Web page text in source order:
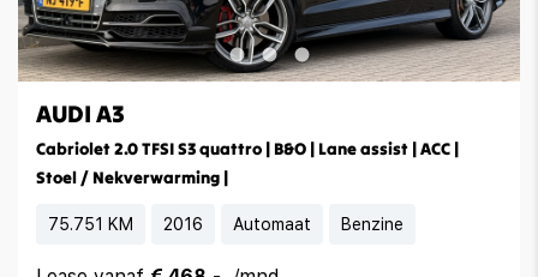
AUDI A3
Cabriolet 2.0 TFSI S3 quattro | B&O | Lane assist | ACC |
Stoel / Nekverwarming |
75.751 KM 2016 Automaat Benzine